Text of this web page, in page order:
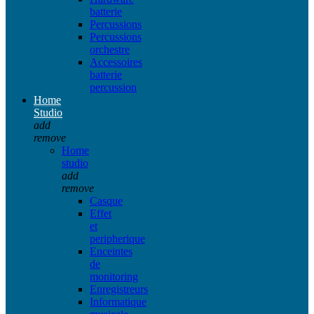
batterie
Percussions
Percussions
orchestre
Accessoires
batterie
percussion
Home
Studio
add
remove
Home
studio
add
remove
Casque
Effet
et
peripherique
Enceintes
de
monitoring
Enregistreurs
Informatique